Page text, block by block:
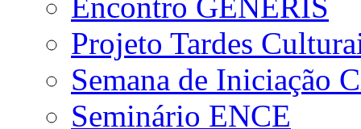
Projeto Tardes
Semana de Iniciação
Seminário ENCE